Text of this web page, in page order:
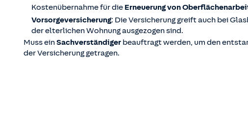
Kostenübernahme für die Erneuerung von
Vorsorgeversicherung: Die Versicherung greift auch bei
der elterlichen Wohnung ausgezogen sind.
Muss einSachverständiger beauftragt werden, um den
der Versicherung getragen.